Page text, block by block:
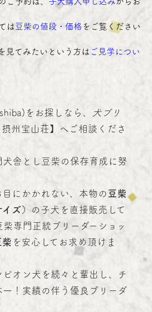
は 豆柴の値段・価格をご覧ください
見てみたいという方は ご見学につい
をお探しなら、
犬ブリ
州宝山荘】へご相談くださ
犬舎とし豆柴の保存育成に努
目にかかれない、本物の豆柴
ズ）
の子犬を直接販売して
柴専門正統ブリーダーショッ
柴 を安心してお求め頂けま
オン犬を続々と輩出し、チ
一！実績の伴う優良ブリーダ